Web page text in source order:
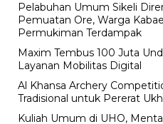
Pelabuhan Umum Sikeli
Pemuatan Ore, Warga
Permukiman Terdampak
Maxim Tembus 100 Juta
Layanan Mobilitas Digital
Al Khansa Archery
Tradisional untuk Pererat
Kuliah Umum di UHO,